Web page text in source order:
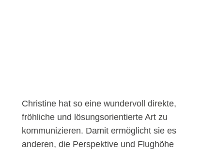
Christine hat so eine wundervoll direkte,
fröhliche und lösungsorientierte Art zu
kommunizieren. Damit ermöglicht sie es
anderen, die Perspektive und Flughöhe